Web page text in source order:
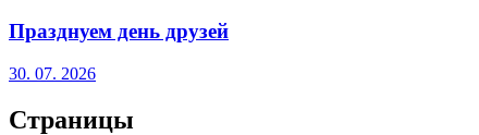
Празднуем день друзей
30. 07. 2026
Страницы